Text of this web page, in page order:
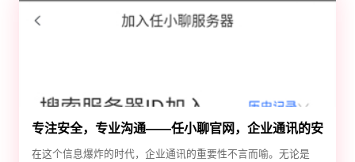
专注安全，专业沟通——任小聊官网，企业通讯的安
全守护神
在这个信息爆炸的时代，企业通讯的重要性不言而喻。无论是